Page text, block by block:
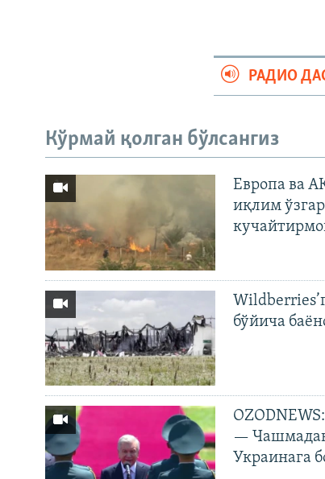
РАДИО
Кўрмай қолган бўлсангиз
Европа ва
иқлим
бўйича
— Чашмадан
Украинага